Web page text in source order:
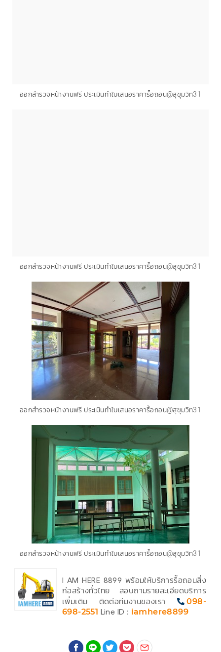
ออกสำรวจหน้างานฟรี ประเมินทำใบเสนอราคารื้อถอน@สุขุมวิท31
ออกสำรวจหน้างานฟรี ประเมินทำใบเสนอราคารื้อถอน@สุขุมวิท31
ออกสำรวจหน้างานฟรี ประเมินทำใบเสนอราคารื้อถอน@สุขุมวิท31
ออกสำรวจหน้างานฟรี ประเมินทำใบเสนอราคารื้อถอน@สุขุมวิท31
I AM HERE 8899 พร้อมให้บริการรื้อถอนสิ่ง
ก่อสร้างทั่วไทย สอบถามรายละเอียดบริการ
เพิ่มเติม ติดต่อทีมงานของเรา
098-
698-2551
Line ID : iamhere8899